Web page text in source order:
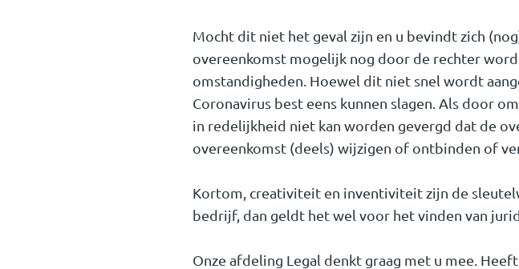
Mocht dit niet het geval zijn en u bevindt zich
overeenkomst mogelijk nog door de rechter
omstandigheden. Hoewel dit niet snel wordt
Coronavirus best eens kunnen slagen. Als door
in redelijkheid niet kan worden gevergd dat de
overeenkomst (deels) wijzigen of ontbinden of
Kortom, creativiteit en inventiviteit zijn de
bedrijf, dan geldt het wel voor het vinden van
Onze afdeling Legal denkt graag met u mee.